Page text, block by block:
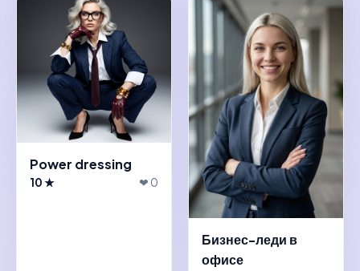
Power dressing
10 ★ ❤ 0
Бизнес-леди в
офисе